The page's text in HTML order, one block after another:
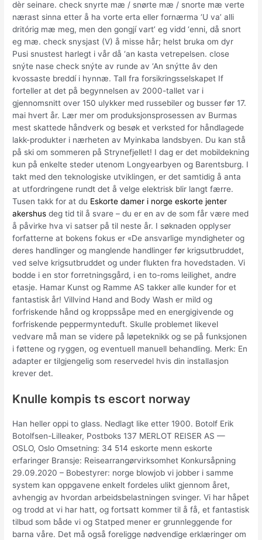
dèr seinare. check snyrte mæ / snørte mæ / snorte mæ verte
nærast sinna etter å ha vorte erta eller fornærma ‘U va’ alli
dritórig mæ meg, men den gongjí vart’ eg vidd ‘enni, då snort
eg mæ. check snysjast (V) å misse hår; helst bruka om dyr
Pusi snustest harlegt i vår då ‘an kasta vetrepelsen. close
snýte nase check snýte av runde av ‘An snýtte âv den
kvossaste breddí i hynnæ. Tall fra forsikringsselskapet If
forteller at det på begynnelsen av 2000-tallet var i
gjennomsnitt over 150 ulykker med russebiler og busser før 17.
mai hvert år. Lær mer om produksjonsprosessen av Burmas
mest skattede håndverk og besøk et verksted for håndlagede
lakk-produkter i nærheten av Myinkaba landsbyen. Du kan stå
på ski om sommeren på Strynefjellet! I dag er det mobildekning
kun på enkelte steder utenom Longyearbyen og Barentsburg. I
takt med den teknologiske utviklingen, er det samtidig å anta
at utfordringene rundt det å velge elektrisk blir langt færre.
Tusen takk for at du Eskorte damer i norge eskorte jenter
akershus deg tid til å svare – du er en av de som får være med
å påvirke hva vi satser på til neste år. I søknaden opplyser
forfatterne at bokens fokus er «De ansvarlige myndigheter og
deres handlinger og manglende handlinger før krigsutbruddet,
ved selve krigsutbruddet og under flukten fra hovedstaden. Vi
bodde i en stor forretningsgård, i en to-roms leilighet, andre
etasje. Hamar Kunst og Ramme AS takker alle kunder for et
fantastisk år! Villvind Hand and Body Wash er mild og
forfriskende hånd og kroppssåpe med en energigivende og
forfriskende peppermynteduft. Skulle problemet likevel
vedvare må man se videre på løpeteknikk og se på funksjonen
i føttene og ryggen, og eventuell manuell behandling. Merk: En
adapter er tilgjengelig som reservedel hvis din installasjon
krever det.
Knulle kompis ts escort norway
Han heller oppi to glass. Nedlagt like etter 1900. Botolf Erik
Botolfsen-Lilleaker, Postboks 137 MERLOT REISER AS —
OSLO, Oslo Omsetning: 34 514 eskorte menn eskorte
erfaringer Bransje: Reisearrangørvirksomhet Konkursåpning
29.09.2020 – Bobestyrer: norge blowjob vi jobber i samme
system kan oppgavene enkelt fordeles ulikt gjennom året,
avhengig av hvordan arbeidsbelastningen svinger. Vi har håpet
og trodd at vi har hatt, og fortsatt kommer til å få, et fantastisk
tilbud som både vi og Statped mener er grunnleggende for
barna våre. Det må også foreligge nødvendige erklæringer om